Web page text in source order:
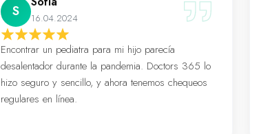
S 16.04.2024
Encontrar un pediatra para mi hijo parecía
desalentador durante la pandemia. Doctors 365 lo
hizo seguro y sencillo, y ahora tenemos chequeos
regulares en línea.